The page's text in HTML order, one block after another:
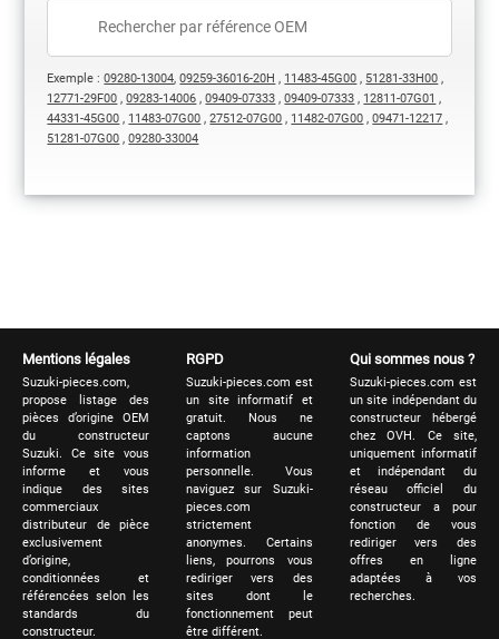
Exemple :09280-13004,09259-36016-20H , 11483-45G00 , 51281-33H00 ,
12771-29F00 ,09283-14006 ,09409-07333 ,09409-07333 , 12811-07G01 ,
44331-45G00 , 11483-07G00 ,27512-07G00 , 11482-07G00 ,09471-12217 ,
51281-07G00 ,09280-33004
Mentions légales
Suzuki-pieces.com,
propose listage des
pièces d’origine OEM
du constructeur
Suzuki. Ce site vous
informe et vous
indique des sites
commerciaux
distributeur de pièce
exclusivement
d’origine,
conditionnées et
référencées selon les
standards du
constructeur.
RGPD
Suzuki-pieces.com est
un site informatif et
gratuit. Nous ne
captons aucune
information
personnelle. Vous
naviguez sur Suzuki-
pieces.com
strictement
anonymes. Certains
liens, pourrons vous
rediriger vers des
sites dont le
fonctionnement peut
être différent.
Qui sommes nous ?
Suzuki-pieces.com est
un site indépendant du
constructeur hébergé
chez OVH. Ce site,
uniquement informatif
et indépendant du
réseau officiel du
constructeur a pour
fonction de vous
rediriger vers des
offres en ligne
adaptées à vos
recherches.